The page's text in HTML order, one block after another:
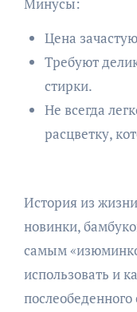
Цена
Требуют
стирки.
Не всегда
расцветку,
История из
новинки,
самым
использовать и